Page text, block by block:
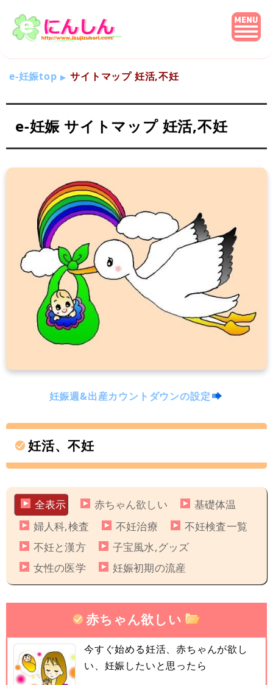
e-妊娠top サイトマップ 妊活,不妊
e-妊娠 サイトマップ 妊活,不妊
妊娠週&出産カウントダウンの設定
妊活、不妊
全表示 赤ちゃん欲しい
基礎体温
婦人科,検査
不妊治療
不妊検査一覧
不妊と漢方
子宝風水,グッズ
女性の医学
妊娠初期の流産
赤ちゃん欲しい
今すぐ始める妊活、赤ちゃんが欲し
い、妊娠したいと思ったら